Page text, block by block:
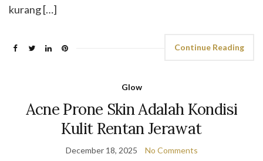
kurang […]
Continue Reading
Glow
Acne Prone Skin Adalah Kondisi
Kulit Rentan Jerawat
December 18, 2025 No Comments